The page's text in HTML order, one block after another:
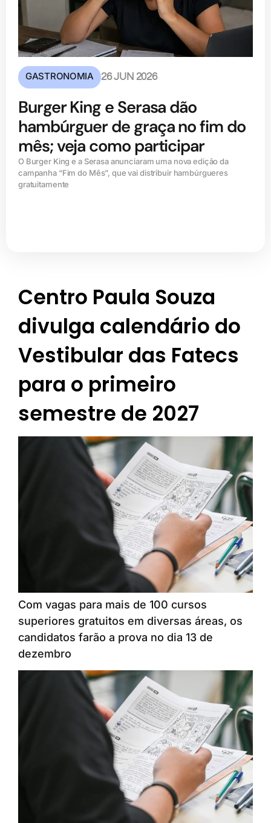
GASTRONOMIA 26 JUN 2026
Burger King e Serasa dão
hambúrguer de graça no fim do
mês; veja como participar
O Burger King e a Serasa anunciaram uma nova edição da
campanha “Fim do Mês”, que vai distribuir hambúrgueres
gratuitamente
Centro Paula Souza
divulga calendário do
Vestibular das Fatecs
para o primeiro
semestre de 2027
Com vagas para mais de 100 cursos
superiores gratuitos em diversas áreas, os
candidatos farão a prova no dia 13 de
dezembro